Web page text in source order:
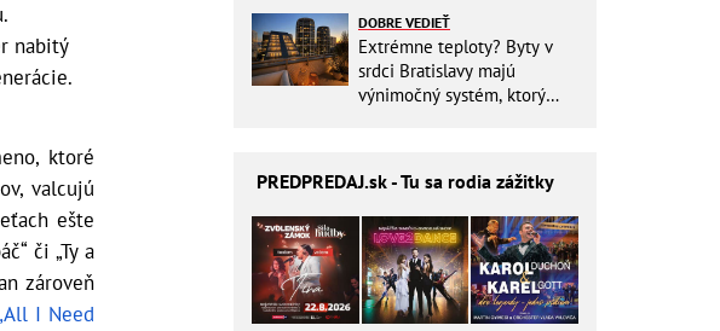
nabitý
ktoré
valcujú
ešte
či „Ty a
zároveň
I Need
DOBRE VEDIEŤ
Extrémne teploty? Byty v
srdci Bratislavy majú
výnimočný systém, ktorý
PREDPREDAJ.sk - Tu sa rodia zážitky